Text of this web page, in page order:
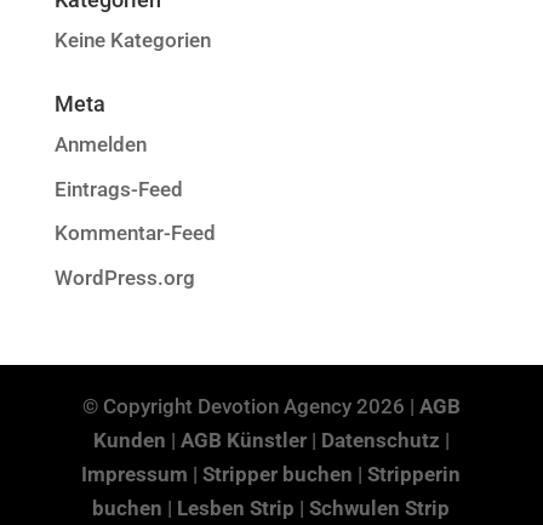
Keine Kategorien
Meta
Anmelden
Eintrags-Feed
Kommentar-Feed
WordPress.org
© Copyright Devotion Agency 2026 | AGB
Kunden | AGB Künstler| Datenschutz |
Impressum |Stripper buchen |Stripperin
buchen | Lesben Strip |Schwulen Strip